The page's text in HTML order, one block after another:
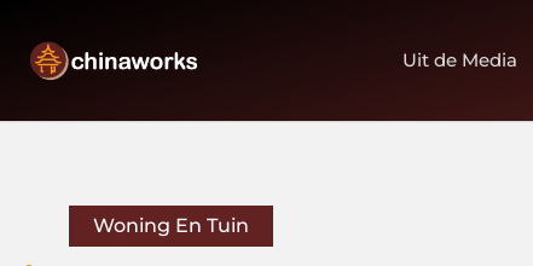
Uit de Media
Woning En Tuin